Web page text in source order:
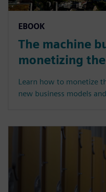
EBOOK
The machine
monetizing
Learn how to monetize
new business models